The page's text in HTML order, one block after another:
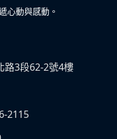
心動與感動。
路3段62-2號4樓
2115